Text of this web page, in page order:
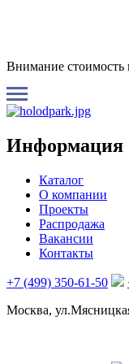
Внимание стоимость
Информация
Каталог
О компании
Проекты
Распродажа
Вакансии
Контакты
+7 (499) 350-61-50
Москва,